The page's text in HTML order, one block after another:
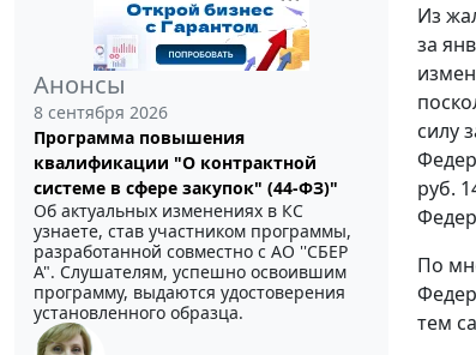
Анонсы
8 сентября 2026
Программа повышения
квалификации "О контрактной
системе в сфере закупок" (44-ФЗ)"
Об актуальных изменениях в КС
узнаете, став участником программы,
разработанной совместно с АО ''СБЕР
А". Слушателям, успешно освоившим
программу, выдаются удостоверения
установленного образца.
Из
за
силу
руб.
По
тем